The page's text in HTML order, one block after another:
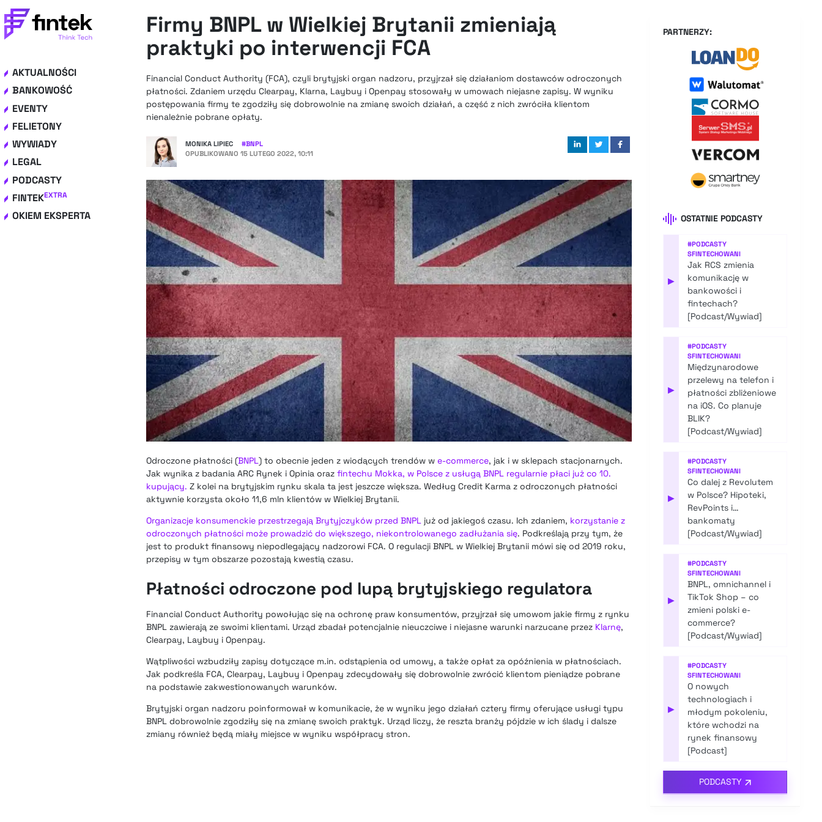
AKTUALNOŚCI
BANKOWOŚĆ
EVENTY
FELIETONY
WYWIADY
LEGAL
PODCASTY
FINTEKEXTRA
OKIEM EKSPERTA
Firmy BNPL w Wielkiej Brytanii zmieniają
praktyki po interwencji FCA
Financial Conduct Authority (FCA), czyli brytyjski organ nadzoru, przyjrzał się działaniom dostawców odroczonych
płatności. Zdaniem urzędu Clearpay, Klarna, Laybuy i Openpay stosowały w umowach niejasne zapisy. W wyniku
postępowania firmy te zgodziły się dobrowolnie na zmianę swoich działań, a część z nich zwróciła klientom
nienależnie pobrane opłaty.
MONIKA LIPIEC #BNPL
OPUBLIKOWANO 15 LUTEGO 2022, 10:11
Odroczone płatności (BNPL) to obecnie jeden z wiodących trendów w e-commerce, jak i w sklepach stacjonarnych.
Jak wynika z badania ARC Rynek i Opinia oraz fintechu Mokka, w Polsce z usługą BNPL regularnie płaci już co 10.
kupujący. Z kolei na brytyjskim rynku skala ta jest jeszcze większa. Według Credit Karma z odroczonych płatności
aktywnie korzysta około 11,6 mln klientów w Wielkiej Brytanii.
Organizacje konsumenckie przestrzegają Brytyjczyków przed BNPL już od jakiegoś czasu. Ich zdaniem, korzystanie z
odroczonych płatności może prowadzić do większego, niekontrolowanego zadłużania się. Podkreślają przy tym, że
jest to produkt finansowy niepodlegający nadzorowi FCA. O regulacji BNPL w Wielkiej Brytanii mówi się od 2019 roku,
przepisy w tym obszarze pozostają kwestią czasu.
Płatności odroczone pod lupą brytyjskiego regulatora
Financial Conduct Authority powołując się na ochronę praw konsumentów, przyjrzał się umowom jakie firmy z rynku
BNPL zawierają ze swoimi klientami. Urząd zbadał potencjalnie nieuczciwe i niejasne warunki narzucane przez Klarnę,
Clearpay, Laybuy i Openpay.
Wątpliwości wzbudziły zapisy dotyczące m.in. odstąpienia od umowy, a także opłat za opóźnienia w płatnościach.
Jak podkreśla FCA, Clearpay, Laybuy i Openpay zdecydowały się dobrowolnie zwrócić klientom pieniądze pobrane
na podstawie zakwestionowanych warunków.
Brytyjski organ nadzoru poinformował w komunikacie, że w wyniku jego działań cztery firmy oferujące usługi typu
BNPL dobrowolnie zgodziły się na zmianę swoich praktyk. Urząd liczy, że reszta branży pójdzie w ich ślady i dalsze
zmiany również będą miały miejsce w wyniku współpracy stron.
PARTNERZY:
OSTATNIE PODCASTY
▶
#PODCASTY
SFINTECHOWANI
Jak RCS zmienia
komunikację w
bankowości i
fintechach?
[Podcast/Wywiad]
▶
#PODCASTY
SFINTECHOWANI
Międzynarodowe
przelewy na telefon i
płatności zbliżeniowe
na iOS. Co planuje
BLIK?
[Podcast/Wywiad]
▶
#PODCASTY
SFINTECHOWANI
Co dalej z Revolutem
w Polsce? Hipoteki,
RevPoints i…
bankomaty
[Podcast/Wywiad]
▶
#PODCASTY
SFINTECHOWANI
BNPL, omnichannel i
TikTok Shop – co
zmieni polski e-
commerce?
[Podcast/Wywiad]
▶
#PODCASTY
SFINTECHOWANI
O nowych
technologiach i
młodym pokoleniu,
które wchodzi na
rynek finansowy
[Podcast]
PODCASTY